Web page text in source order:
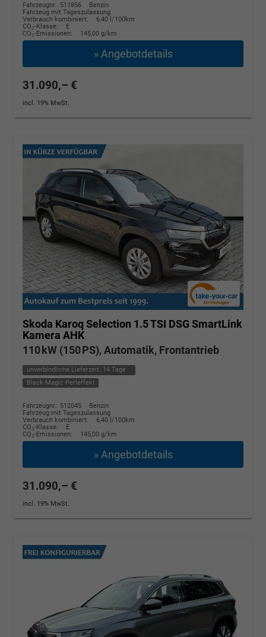
Fahrzeugnr.: 511856
Benzin
Fahrzeug mit Tageszulassung
Verbrauch kombiniert:
6,40 l/100km
CO2-Klasse:
E
CO2-Emissionen: 145,00 g/km
» Angebotdetails
31.090,– €
incl. 19% MwSt.
Skoda Karoq Selection 1.5 TSI DSG SmartLink
Kamera AHK
110 kW (150 PS), Automatik, Frontantrieb
unverbindliche Lieferzeit: 14 Tage
Black-Magic Perleffekt
Fahrzeugnr.: 512045
Benzin
Fahrzeug mit Tageszulassung
Verbrauch kombiniert:
6,40 l/100km
CO2-Klasse:
E
CO2-Emissionen: 145,00 g/km
» Angebotdetails
31.090,– €
incl. 19% MwSt.